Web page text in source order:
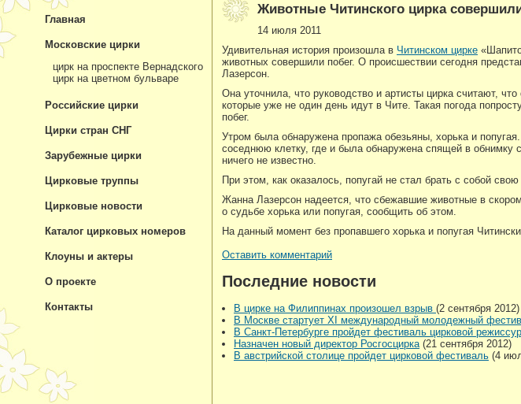
Животные Читинского цирка
14 июля 2011
Удивительная история произошла в Читинском цирке
животных совершили побег. О происшествии сегодня
Лазерсон.
Она уточнила, что руководство и артисты цирка считают,
которые уже не один день идут в Чите. Такая погода
побег.
Утром была обнаружена пропажа обезьяны, хорька и
соседнюю клетку, где и была обнаружена спящей в обнимку
ничего не известно.
При этом, как оказалось, попугай не стал брать с собой
Жанна Лазерсон надеется, что сбежавшие животные в
о судьбе хорька или попугая, сообщить об этом.
На данный момент без пропавшего хорька и попугая
Оставить комментарий
Последние новости
В цирке на Филиппинах произошел взрыв (2 сентября 2012)
В Москве стартует XI международный молодежный
В Санкт-Петербурге пройдет фестиваль цирковой
Назначен новый директор Росгосцирка(21 сентября 2012)
В австрийской столице пройдет цирковой фестиваль (4
Главная
Московские цирки
цирк на проспекте Вернадского
цирк на цветном бульваре
Российские цирки
Цирки стран СНГ
Зарубежные цирки
Цирковые труппы
Цирковые новости
Каталог цирковых номеров
Клоуны и актеры
О проекте
Контакты